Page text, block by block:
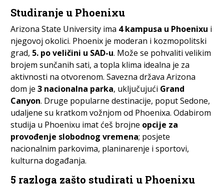
Studiranje u Phoenixu
Arizona State University ima 4 kampusa u Phoenixu i
njegovoj okolici. Phoenix je moderan i kozmopolitski
grad, 5. po veličini u SAD-u. Može se pohvaliti velikim
brojem sunčanih sati, a topla klima idealna je za
aktivnosti na otvorenom. Savezna država Arizona
dom je 3 nacionalna parka, uključujući Grand
Canyon. Druge popularne destinacije, poput Sedone,
udaljene su kratkom vožnjom od Phoenixa. Odabirom
studija u Phoenixu imat ćeš brojne opcije za
provođenje slobodnog vremena; posjete
nacionalnim parkovima, planinarenje i sportovi,
kulturna događanja.
5 razloga zašto studirati u Phoenixu